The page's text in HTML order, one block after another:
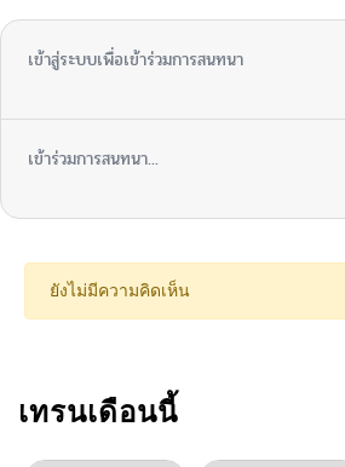
เข้าสู่ระบบเพื่อเข้าร่วมการสนทนา
เข้าร่วมการสนทนา...
ยังไม่มีความคิดเห็น
เทรนเดือนนี้